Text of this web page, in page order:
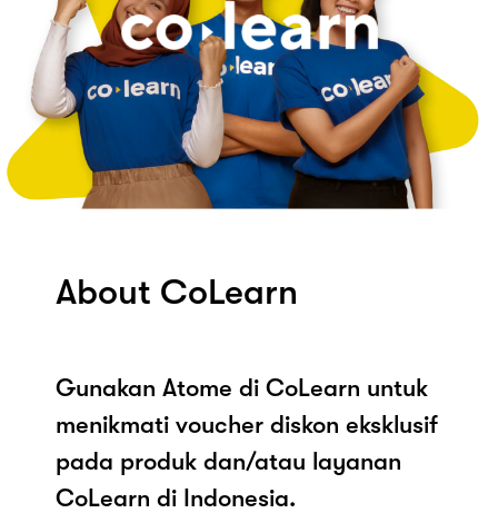
About CoLearn
Gunakan Atome di CoLearn untuk
menikmati voucher diskon eksklusif
pada produk dan/atau layanan
CoLearn di Indonesia.